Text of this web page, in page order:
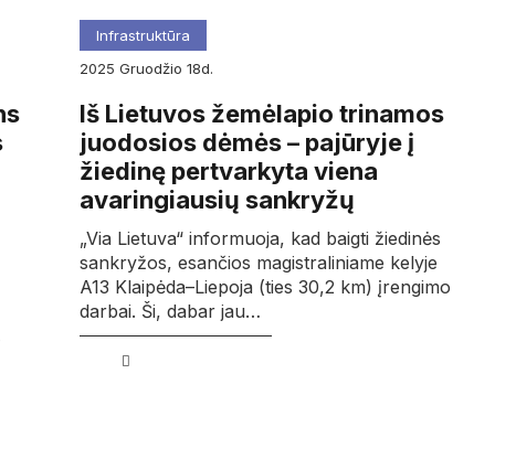
Infrastruktūra
2025
gruodžio 18d.
Iš Lietuvos žemėlapio trinamos
juodosios dėmės – pajūryje į
žiedinę pertvarkyta viena
avaringiausių sankryžų
„Via Lietuva“ informuoja, kad baigti žiedinės
sankryžos, esančios magistraliniame kelyje
A13 Klaipėda–Liepoja (ties 30,2 km) įrengimo
darbai. Ši, dabar jau…